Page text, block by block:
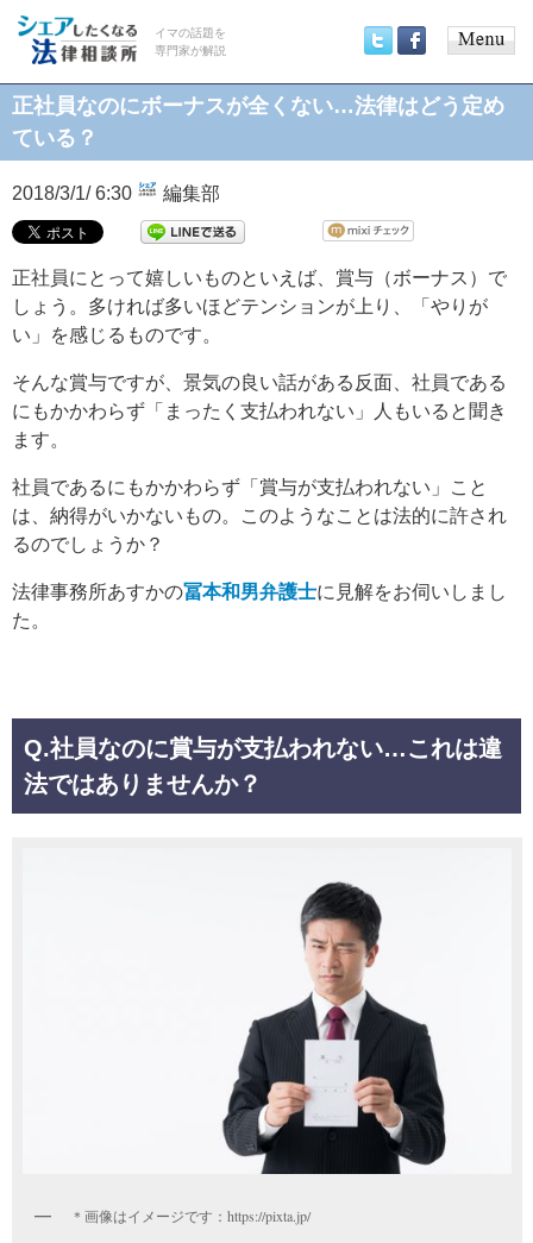
イマの話題を
専門家が解説
menu
正社員なのにボーナスが全くない…法律はどう定め
ている？
2018/3/1/ 6:30 編集部
正社員にとって嬉しいものといえば、賞与（ボーナス）で
しょう。多ければ多いほどテンションが上り、「やりが
い」を感じるものです。
そんな賞与ですが、景気の良い話がある反面、社員である
にもかかわらず「まったく支払われない」人もいると聞き
ます。
社員であるにもかかわらず「賞与が支払われない」こと
は、納得がいかないもの。このようなことは法的に許され
るのでしょうか？
法律事務所あすかの冨本和男弁護士に見解をお伺いしまし
た。
Q.社員なのに賞与が支払われない…これは違
法ではありませんか？
＊画像はイメージです：https://pixta.jp/